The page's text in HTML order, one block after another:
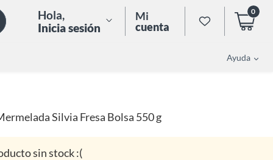
Hola,
Inicia sesión
Mi
cuenta
0
Ayuda
Silvia Fresa Bolsa 550 g
sin stock :(